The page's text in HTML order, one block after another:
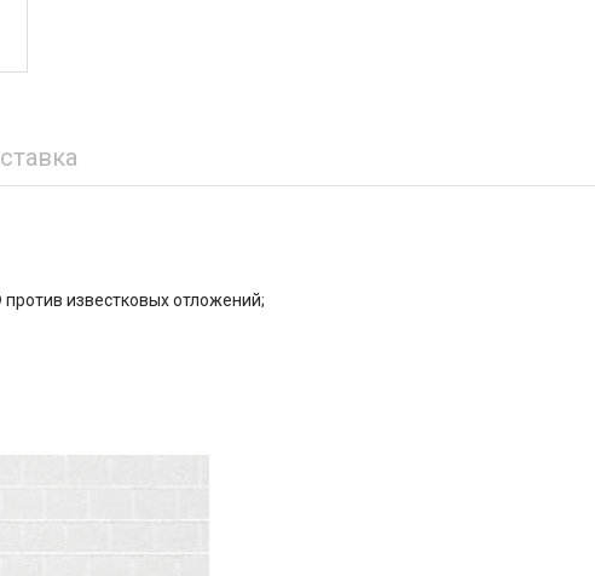
известковых отложений;